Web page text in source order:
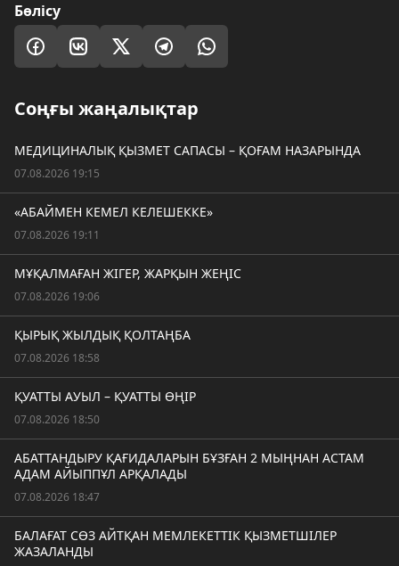
Бөлісу
Соңғы жаңалықтар
МЕДИЦИНАЛЫҚ ҚЫЗМЕТ САПАСЫ – ҚОҒАМ НАЗАРЫНДА
07.08.2026 19:15
«АБАЙМЕН КЕМЕЛ КЕЛЕШЕККЕ»
07.08.2026 19:11
МҰҚАЛМАҒАН ЖІГЕР, ЖАРҚЫН ЖЕҢІС
07.08.2026 19:06
ҚЫРЫҚ ЖЫЛДЫҚ ҚОЛТАҢБА
07.08.2026 18:58
ҚУАТТЫ АУЫЛ – ҚУАТТЫ ӨҢІР
07.08.2026 18:50
АБАТТАНДЫРУ ҚАҒИДАЛАРЫН БҰЗҒАН 2 МЫҢНАН АСТАМ
АДАМ АЙЫППҰЛ АРҚАЛАДЫ
07.08.2026 18:47
БАЛАҒАТ СӨЗ АЙТҚАН МЕМЛЕКЕТТІК ҚЫЗМЕТШІЛЕР
ЖАЗАЛАНДЫ